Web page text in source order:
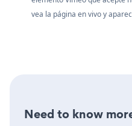
vea la página en vivo y
Need to know